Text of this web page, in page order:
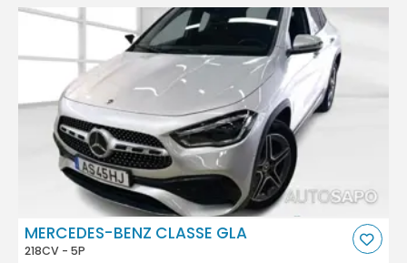
MERCEDES-BENZ CLASSE GLA
218CV - 5P